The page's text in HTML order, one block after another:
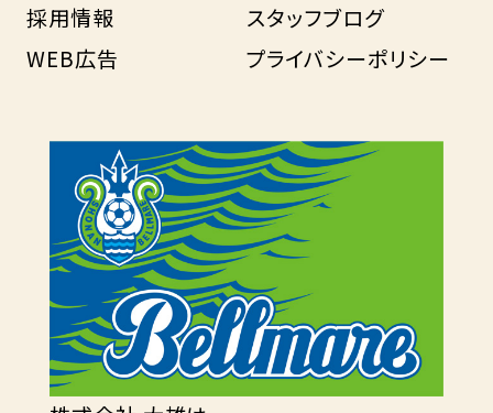
採用情報
スタッフブログ
WEB広告
プライバシーポリシー